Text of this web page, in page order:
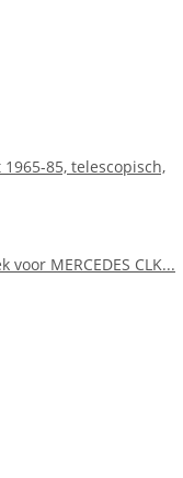
85, telescopisch,